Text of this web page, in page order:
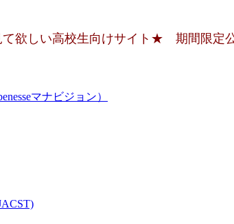
欲しい高校生向けサイト★ 期間限定
マナビジョン）